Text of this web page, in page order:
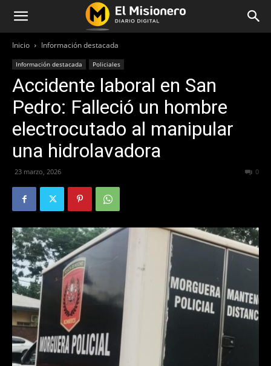
Inicio Información destacada
Información destacada Policiales
Accidente laboral en San
Pedro: Falleció un hombre
electrocutado al manipular
una hidrolavadora
23 marzo, 2026 0